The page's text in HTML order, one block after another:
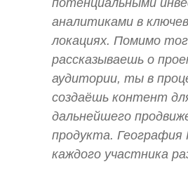
потенциальными
аналитиками в
локациях. Помимо
рассказываешь о
аудитории, ты в
создаёшь контент
дальнейшего
продукта. География
каждого участника